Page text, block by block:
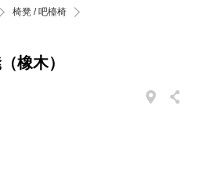
椅凳 / 吧檯椅
橡木）